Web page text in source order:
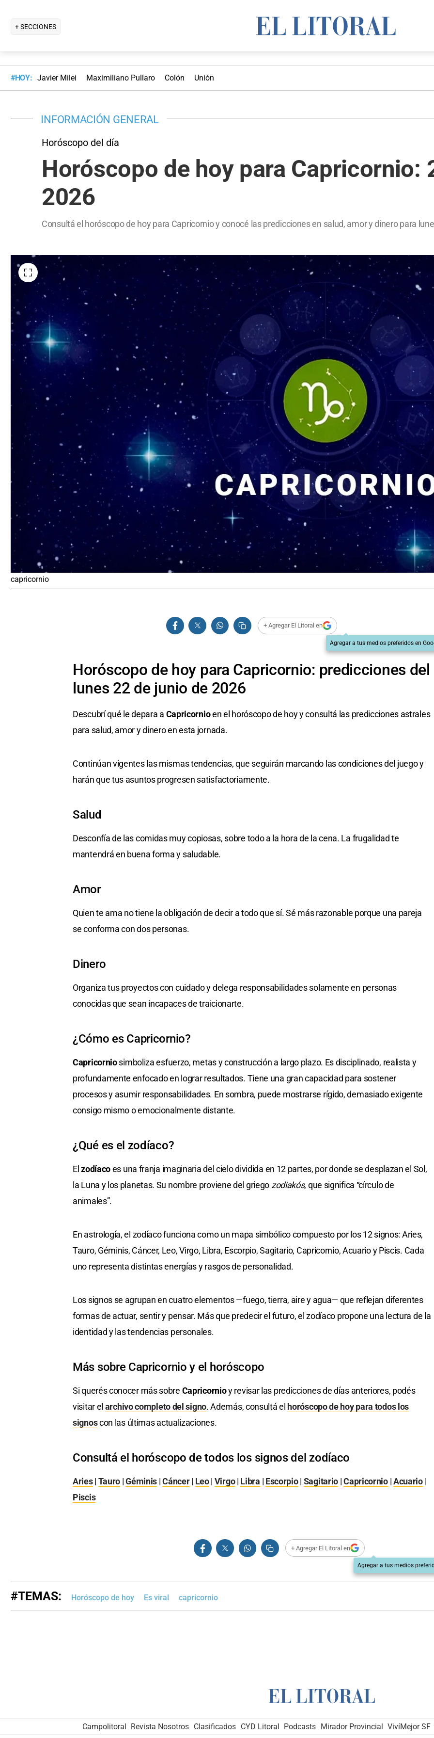
+ SECCIONES
#HOY: Javier Milei Maximiliano Pullaro Colón Unión
INFORMACIÓN GENERAL
Horóscopo del día
Horóscopo de hoy para Capricornio:
2026
Consultá el horóscopo de hoy para Capricornio y conocé las predicciones en salud, amor y dinero para
capricornio
+ Agregar El Litoral en
Agregar a tus medios preferidos en
Horóscopo de hoy para Capricornio: predicciones del
lunes 22 de junio de 2026
Descubrí qué le depara a Capricornioen el horóscopo de hoy y consultá las predicciones astrales
para salud, amor y dinero en esta jornada.
Continúan vigentes las mismas tendencias, que seguirán marcando las condiciones del juego y
harán que tus asuntos progresen satisfactoriamente.
Salud
Desconfía de las comidas muy copiosas, sobre todo a la hora de la cena. La frugalidad te
mantendrá en buena forma y saludable.
Amor
Quien te ama no tiene la obligación de decir a todo que sí. Sé más razonable porque una pareja
se conforma con dos personas.
Dinero
Organiza tus proyectos con cuidado y delega responsabilidades solamente en personas
conocidas que sean incapaces de traicionarte.
¿Cómo es Capricornio?
Capricorniosimboliza esfuerzo, metas y construcción a largo plazo. Es disciplinado, realista y
profundamente enfocado en lograr resultados. Tiene una gran capacidad para sostener
procesos y asumir responsabilidades. En sombra, puede mostrarse rígido, demasiado exigente
consigo mismo o emocionalmente distante.
¿Qué es el zodíaco?
Elzodíacoes una franja imaginaria del cielo dividida en 12 partes, por donde se desplazan el Sol,
la Luna y los planetas. Su nombre proviene del griegozodiakós, que significa “círculo de
animales”.
En astrología, el zodíaco funciona como un mapa simbólico compuesto por los 12 signos: Aries,
Tauro, Géminis, Cáncer, Leo, Virgo, Libra, Escorpio, Sagitario, Capricornio, Acuario y Piscis. Cada
uno representa distintas energías y rasgos de personalidad.
Los signos se agrupan en cuatro elementos —fuego, tierra, aire y agua— que reflejan diferentes
formas de actuar, sentir y pensar. Más que predecir el futuro, el zodíaco propone una lectura de la
identidad y las tendencias personales.
Más sobre Capricornio y el horóscopo
Si querés conocer más sobre Capricornioy revisar las predicciones de días anteriores, podés
visitar el archivo completo del signo. Además, consultá el horóscopo de hoy para todos los
signoscon las últimas actualizaciones.
Consultá el horóscopo de todos los signos del zodíaco
Aries| Tauro |Géminis |Cáncer| Leo| Virgo| Libra | Escorpio| Sagitario |Capricornio|Acuario|
Piscis
+ Agregar El Litoral en
Agregar a tus medios
#TEMAS: Horóscopo de hoy Es viral capricornio
Campolitoral Revista Nosotros Clasificados CYD Litoral Podcasts Mirador Provincial VivíMejor SF